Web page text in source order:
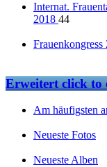
Internat.
2018 44
Frauenkongress
Erweitertclick to
Am häufigsten
Neueste Fotos
Neueste Alben